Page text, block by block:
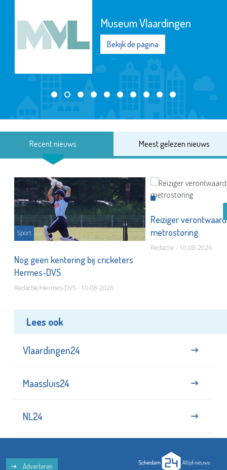
Museum Vlaardingen
Bekijk de pagina
Recent nieuws Meest gelezen nieuws
Sport
Nog geen kentering bij cricketers
Hermes-DVS
Redactie/Hermes-DVS - 10-08-2026
Reiziger
metrostoring
Redactie - 10-08-2026
Lees ook
Vlaardingen24
Maassluis24
NL24
Adverteren